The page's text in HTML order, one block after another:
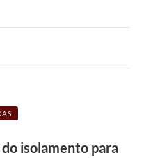
isolamento para